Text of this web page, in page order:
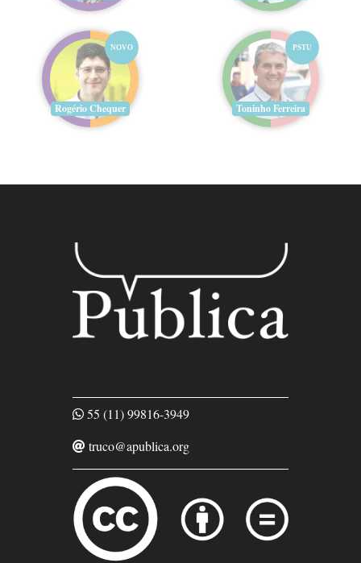
NOVO
Rogério Chequer
PSTU
Toninho Ferreira
55 (11) 99816-3949
truco@apublica.org